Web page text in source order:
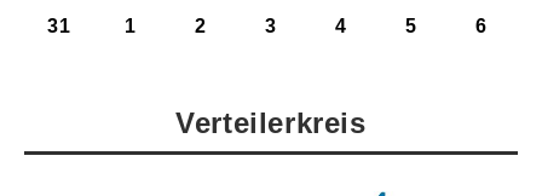
31 1 2 3 4 5 6
Verteilerkreis